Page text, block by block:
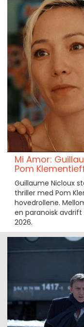
Mi Amor:
Pom
Guillaume Nicloux
thriller med Pom
hovedrollene.
en paranoisk
2026.